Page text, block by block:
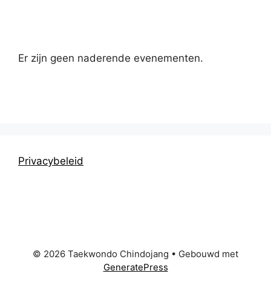
Er zijn geen naderende evenementen.
Privacybeleid
© 2026 Taekwondo Chindojang • Gebouwd met
GeneratePress